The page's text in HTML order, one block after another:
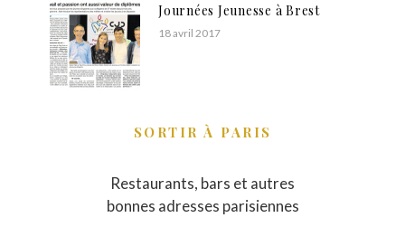
Journées Jeunesse à Brest
18 avril 2017
SORTIR À PARIS
Restaurants, bars et autres
bonnes adresses parisiennes